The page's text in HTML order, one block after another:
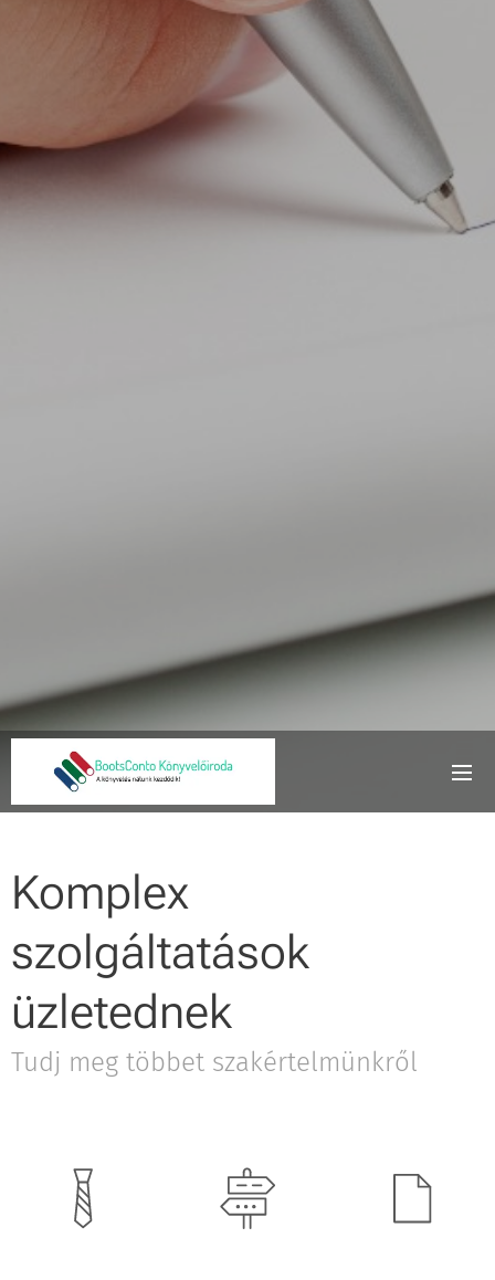
Komplex
szolgáltatások
üzletednek
Tudj meg többet szakértelmünkről